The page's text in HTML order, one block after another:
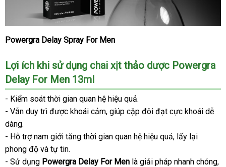
Chai
lâu
thảo
dược
Powergra
Delay
For
Men
13ml
-
Powergra Delay Spray For Men
Lợi ích khi sử dụng chai xịt thảo dược Powergra
Delay For Men 13ml
- Kiểm soát thời gian quan hệ hiệu quả.
- Vẫn duy trì cung
được khoái cảmnhập
, giúp cặp đôi đạt cực khoái dễ
dàng.
- Hỗ trợ nam giới tăng thời gian quan hệ hiệu quảthương
, lấy lại
phong độ thanh
lý
và tự tin.
- Sử dụng Powergra Delay For Men là giải pháp nhanh chóng,